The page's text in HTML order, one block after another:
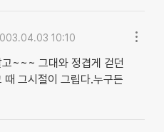
10:10
고~~~ 그대와 정겹게 걷던
그시절이 그립다.누구든